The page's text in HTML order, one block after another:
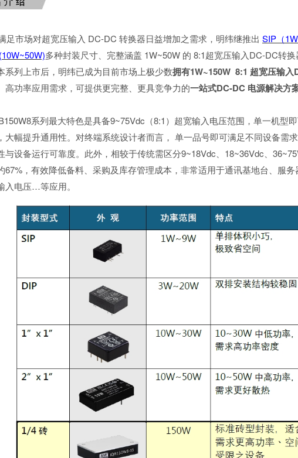
场对超宽压输入 DC-DC 转换器日益增加之需求，明纬继推出 SIP（
多种封装尺寸、完整涵盖 1W~50W 的 8:1超宽压输入DC-DC转
系列上市后，明纬已成为目前市场上极少数拥有1W~150W 8:1 超宽压输入
高功率应用需求，可提供更完整、更具竞争力的一站式DC-DC 电源解决方
系列最大特色是具备9~75Vdc（8:1）超宽输入电压范围，单一机型即
大幅提升通用性。对终端系统设计者而言， 单一品号即可满足不同设备需
与设备运行可靠度。此外，相较于传统需区分9~18Vdc、18~36Vdc、
67%，有效降低备料、采购及库存管理成本，非常适用于通讯基地台、服
入电压…等应用。